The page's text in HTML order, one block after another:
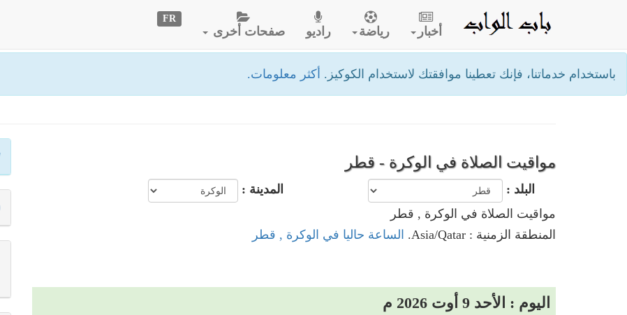
باستخدام خدماتنا، فإنك تعطينا موافقتك لاستخدام الكوكيز. أكثر معلومات.
أخبار رياضة راديو صفحات أخرى
FR
مواقيت الصلاة في الوكرة - قطر
البلد :
المدينة :
مواقيت الصلاة في الوكرة , قطر
المنطقة الزمنية : Asia/Qatar.
الساعة حاليا في الوكرة , قطر
اليوم : الأحد 9 أوت 2026 م